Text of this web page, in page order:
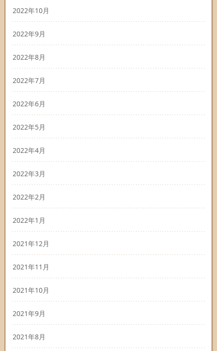
2022年10月
2022年9月
2022年8月
2022年7月
2022年6月
2022年5月
2022年4月
2022年3月
2022年2月
2022年1月
2021年12月
2021年11月
2021年10月
2021年9月
2021年8月